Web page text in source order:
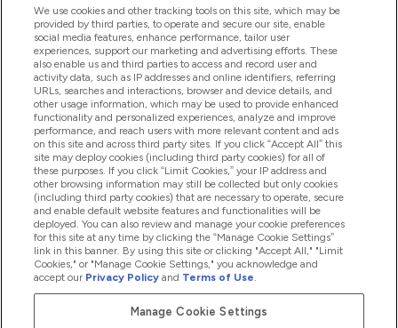
ヘルプ＆ガイド
商品について
会社概要
特典＆ポイント
2026 The Hut.com Ltd
We use cookies and other tracking tools on this site, which may be
provided by third parties, to operate and secure our site, enable
social media features, enhance performance, tailor user
experiences, support our marketing and advertising efforts. These
also enable us and third parties to access and record user and
activity data, such as IP addresses and online identifiers, referring
URLs, searches and interactions, browser and device details, and
other usage information, which may be used to provide enhanced
functionality and personalized experiences, analyze and improve
performance, and reach users with more relevant content and ads
on this site and across third party sites. If you click “Accept All” this
site may deploy cookies (including third party cookies) for all of
these purposes. If you click “Limit Cookies,” your IP address and
other browsing information may still be collected but only cookies
(including third party cookies) that are necessary to operate, secure
and enable default website features and functionalities will be
deployed. You can also review and manage your cookie preferences
for this site at any time by clicking the “Manage Cookie Settings”
link in this banner. By using this site or clicking "Accept All," "Limit
Cookies," or "Manage Cookie Settings," you acknowledge and
accept our Privacy Policy and Terms of Use.
Manage Cookie Settings